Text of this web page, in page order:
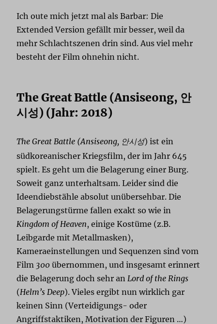
Ich oute mich jetzt mal als Barbar: Die
Extended Version gefällt mir besser, weil da
mehr Schlachtszenen drin sind. Aus viel mehr
besteht der Film ohnehin nicht.
The Great Battle (Ansiseong, 안
시 성) (Jahr: 2018)
The Great Battle (Ansiseong, 안시성) ist ein
südkoreanischer Kriegsfilm, der im Jahr 645
spielt. Es geht um die Belagerung einer Burg.
Soweit ganz unterhaltsam. Leider sind die
Ideendiebstähle absolut unübersehbar. Die
Belagerungstürme fallen exakt so wie in
Kingdom of Heaven, einige Kostüme (z.B.
Leibgarde mit Metallmasken),
Kameraeinstellungen und Sequenzen sind vom
Film 300 übernommen, und insgesamt erinnert
die Belagerung doch sehr an Lord of the Rings
(Helm’s Deep). Vieles ergibt nun wirklich gar
keinen Sinn (Verteidigungs- oder
Angriffstaktiken, Motivation der Figuren …)